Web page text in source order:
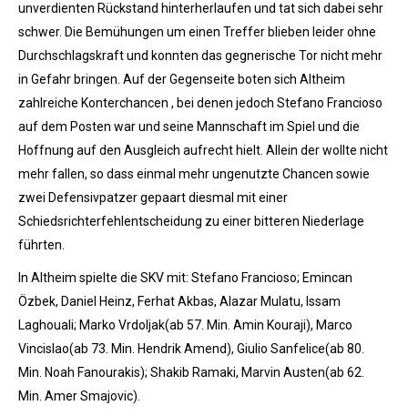
unverdienten Rückstand hinterherlaufen und tat sich dabei sehr
schwer. Die Bemühungen um einen Treffer blieben leider ohne
Durchschlagskraft und konnten das gegnerische Tor nicht mehr
in Gefahr bringen. Auf der Gegenseite boten sich Altheim
zahlreiche Konterchancen , bei denen jedoch Stefano Francioso
auf dem Posten war und seine Mannschaft im Spiel und die
Hoffnung auf den Ausgleich aufrecht hielt. Allein der wollte nicht
mehr fallen, so dass einmal mehr ungenutzte Chancen sowie
zwei Defensivpatzer gepaart diesmal mit einer
Schiedsrichterfehlentscheidung zu einer bitteren Niederlage
führten.
In Altheim spielte die SKV mit: Stefano Francioso; Emincan
Özbek, Daniel Heinz, Ferhat Akbas, Alazar Mulatu, Issam
Laghouali; Marko Vrdoljak(ab 57. Min. Amin Kouraji), Marco
Vincislao(ab 73. Min. Hendrik Amend), Giulio Sanfelice(ab 80.
Min. Noah Fanourakis); Shakib Ramaki, Marvin Austen(ab 62.
Min. Amer Smajovic).